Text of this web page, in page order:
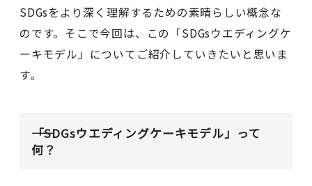
SDGsをより深く理解するための素晴らしい概念な
のです。そこで今回は、この「SDGsウエディングケ
ーキモデル」についてご紹介していきたいと思いま
す。
――「SDGsウエディングケーキモデル」って
何？